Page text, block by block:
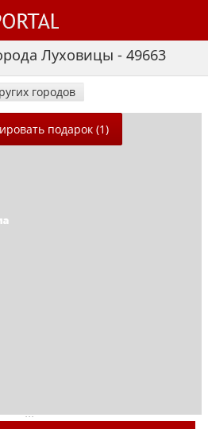
Луховицы - 49663
городов
подарок (1)
. . .